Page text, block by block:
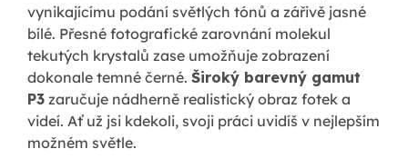
vynikajícímu podání světlých tónů a zářivě jasné
bílé. Přesné fotografické zarovnání molekul
tekutých krystalů zase umožňuje zobrazení
dokonale temné černé. Široký barevný gamut
P3 zaručuje nádherně realistický obraz fotek a
videí. Ať už jsi kdekoli, svoji práci uvidíš v nejlepším
možném světle.